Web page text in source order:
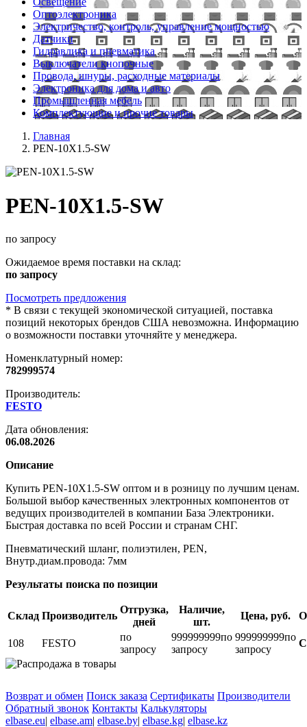
Оптоэлектроника
Электричество, контроль, управление мощностью
Датчики
Гидравлика и пневматика
Выключатели кнопочные
Провода, шнуры, расходные материалы
Электроника для дома и авто
Промышленная мебель
Комплектующие и прочие товары
Главная
PEN-10X1.5-SW
PEN-10X1.5-SW
по запросу
Ожидаемое время поставки на склад:
по запросу
Посмотреть предложения
* В связи с текущей экономической ситуацией, поставка
позиций некоторых брендов США невозможна. Информацию
о возможности поставки уточняйте у менеджера.
Номенклатурный номер:
782999574
Производитель:
FESTO
Дата обновления:
06.08.2026
Описание
Купить PEN-10X1.5-SW оптом и в розницу по лучшим ценам.
Большой выбор качественных электронных компонентов от
ведущих производителей в компании База Электроники.
Быстрая доставка по всей России и странам СНГ.
Пневматический шланг, полиэтилен, PEN,
Внутр.диам.провода: 7мм
Результаты поиска по позиции
Склад Производитель
Отгрузка,
дней
Наличие,
шт.
Цена, руб.
108 FESTO
по
запросу
999999999по
запросу
999999999по
запросу
Возврат и обмен Поиск заказа Сертификаты Производители
Обратный звонок Контакты Калькуляторы
elbase.eu| elbase.am| elbase.by| elbase.kg| elbase.kz